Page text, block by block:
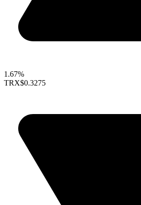
1.67%
TRX$0.3275